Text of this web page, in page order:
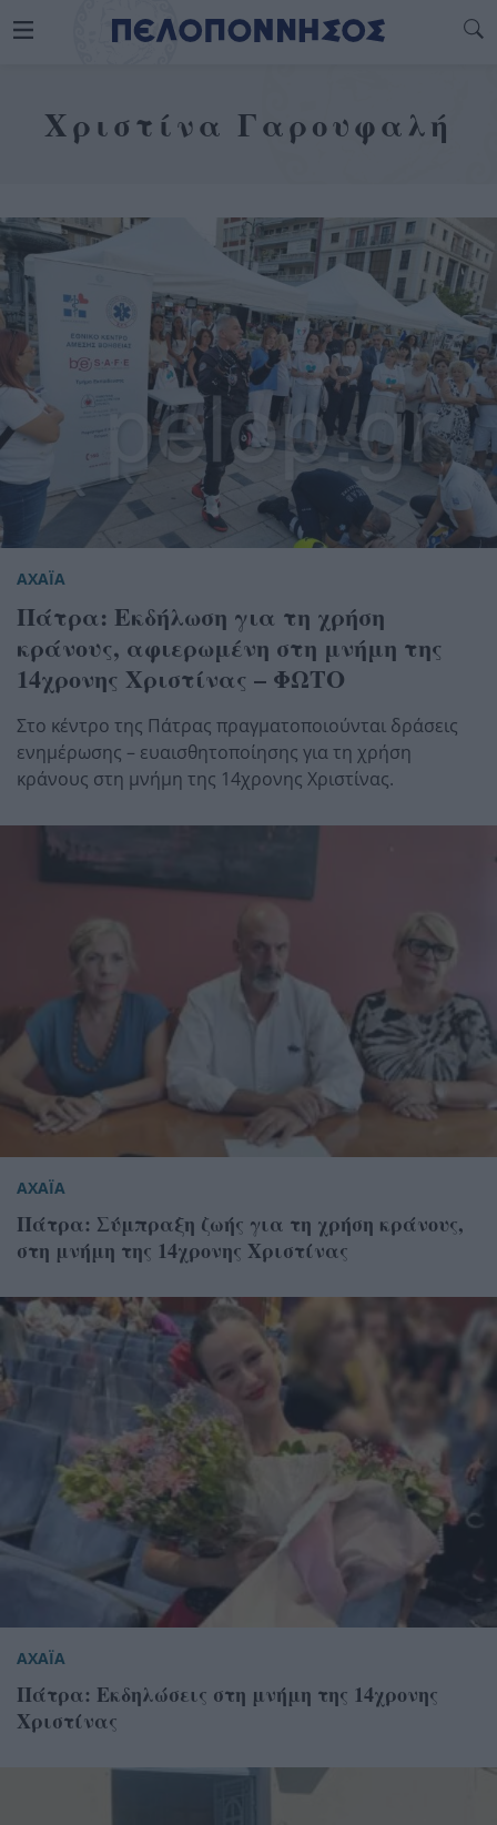
Χριστίνα Γαρουφαλή
ΑΧΑΪΑ
Πάτρα: Εκδήλωση για τη χρήση
κράνους, αφιερωμένη στη μνήμη της
14χρονης Χριστίνας – ΦΩΤΟ
Στο κέντρο της Πάτρας πραγματοποιούνται δράσεις
ενημέρωσης – ευαισθητοποίησης για τη χρήση
κράνους στη μνήμη της 14χρονης Χριστίνας.
ΑΧΑΪΑ
Πάτρα: Σύμπραξη ζωής για τη χρήση κράνους,
στη μνήμη της 14χρονης Χριστίνας
ΑΧΑΪΑ
Πάτρα: Εκδηλώσεις στη μνήμη της 14χρονης
Χριστίνας